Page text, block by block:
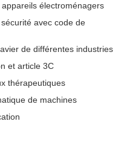
électroménagers
avec code de
de différentes industries
et article 3C
thérapeutiques
de machines